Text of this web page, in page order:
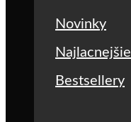
Novinky
Najlacnejšie
Bestsellery